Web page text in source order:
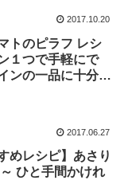
2017.10.20
トのピラフ レシ
１つで手軽にで
ンの一品に十分な
2017.06.27
めレシピ】あさり
ひと手間かけれ